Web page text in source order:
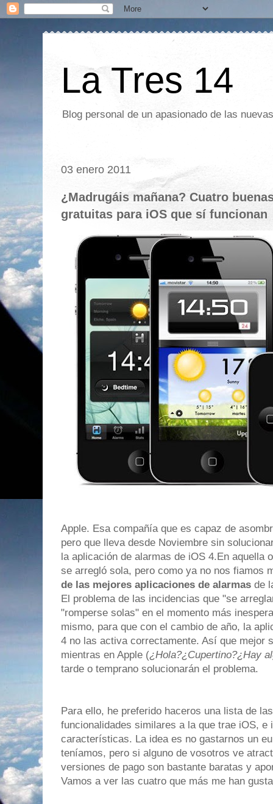
La Tres 14
Blog personal de un apasionado de las
03 enero 2011
¿Madrugáis mañana? Cuatro
gratuitas para iOS que sí funcionan
Apple. Esa compañía que es capaz de
pero que lleva desde Noviembre sin
la aplicación de alarmas de iOS 4.En aquella
se arregló sola, pero como ya no nos fiamos
de las mejores aplicaciones de alarmas de
El problema de las incidencias que "se
"romperse solas" en el momento más
mismo, para que con el cambio de año, la
4 no las activa correctamente. Así que mejor
mientras en Apple (¿Hola?¿Cupertino?¿Hay
tarde o temprano solucionarán el problema.
Para ello, he preferido haceros una lista de
funcionalidades similares a la que trae iOS, e
características. La idea es no gastarnos un
teníamos, pero si alguno de vosotros ve
versiones de pago son bastante baratas y
Vamos a ver las cuatro que más me han